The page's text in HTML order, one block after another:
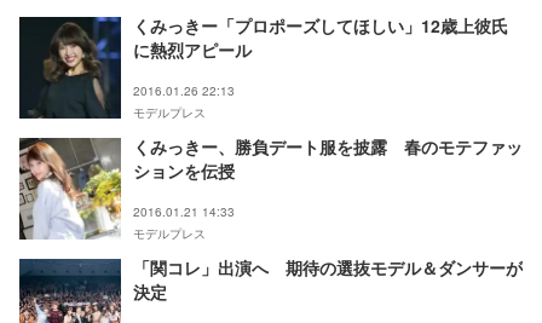
くみっきー「プロポーズしてほしい」12歳上彼氏
に熱烈アピール
2016.01.26 22:13
モデルプレス
くみっきー、勝負デート服を披露 春のモテファッ
ションを伝授
2016.01.21 14:33
モデルプレス
「関コレ」出演へ 期待の選抜モデル＆ダンサーが
決定